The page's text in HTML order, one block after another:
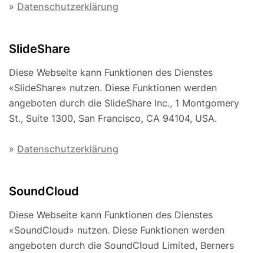
» Datenschutzerklärung
SlideShare
Diese Webseite kann Funktionen des Dienstes
«SlideShare» nutzen. Diese Funktionen werden
angeboten durch die SlideShare Inc., 1 Montgomery
St., Suite 1300, San Francisco, CA 94104, USA.
» Datenschutzerklärung
SoundCloud
Diese Webseite kann Funktionen des Dienstes
«SoundCloud» nutzen. Diese Funktionen werden
angeboten durch die SoundCloud Limited, Berners